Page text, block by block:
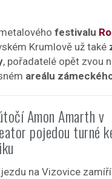
festivalu
Krumlově už také
, pořadatelé opět zvou
areálu
Amon Amarth v
pojedou turné
na Vizovice zamíří